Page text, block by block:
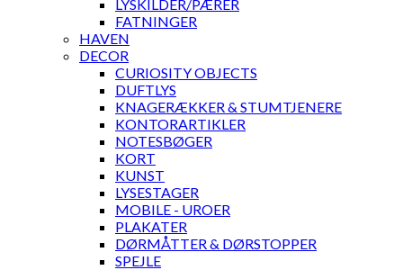
LYSKILDER/PÆRER
FATNINGER
HAVEN
DECOR
CURIOSITY OBJECTS
DUFTLYS
KNAGERÆKKER & STUMTJENERE
KONTORARTIKLER
NOTESBØGER
KORT
KUNST
LYSESTAGER
MOBILE - UROER
PLAKATER
DØRMÅTTER & DØRSTOPPER
SPEJLE